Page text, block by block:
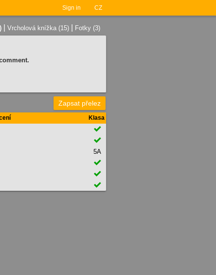
Sign in CZ
Vrcholová knížka (15) Fotky (3)
Zapsat přelez
Klasa


5A


